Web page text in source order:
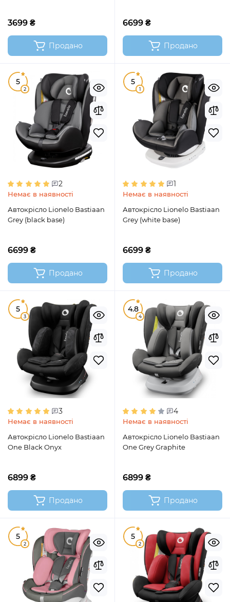
3699 ₴
Продано
6699 ₴
Продано
5
2
2
Немає в наявності
Автокрісло Lionelo Bastiaan
Grey (black base)
6699 ₴
Продано
5
1
1
Немає в наявності
Автокрісло Lionelo Bastiaan
Grey (white base)
6699 ₴
Продано
5
3
3
Немає в наявності
Автокрісло Lionelo Bastiaan
One Black Onyx
6899 ₴
Продано
4.8
4
4
Немає в наявності
Автокрісло Lionelo Bastiaan
One Grey Graphite
6899 ₴
Продано
5
2
5
2